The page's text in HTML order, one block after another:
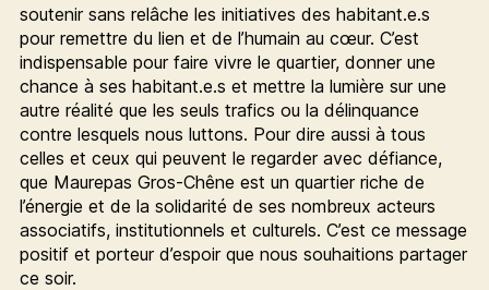
soutenir sans relâche les initiatives des habitant.e.s
pour remettre du lien et de l’humain au cœur. C’est
indispensable pour faire vivre le quartier, donner une
chance à ses habitant.e.s et mettre la lumière sur une
autre réalité que les seuls trafics ou la délinquance
contre lesquels nous luttons. Pour dire aussi à tous
celles et ceux qui peuvent le regarder avec défiance,
que Maurepas Gros-Chêne est un quartier riche de
l’énergie et de la solidarité de ses nombreux acteurs
associatifs, institutionnels et culturels. C’est ce message
positif et porteur d’espoir que nous souhaitions partager
ce soir.